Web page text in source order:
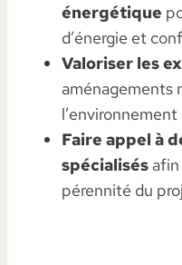
énergétique
d’énergie et
Valoriser les
aménagements
Faire appel à
spécialisés afin
pérennité du